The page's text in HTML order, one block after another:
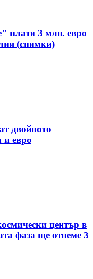
плати 3 млн. евро
(снимки)
двойното
и евро
център в
фаза ще отнеме 3